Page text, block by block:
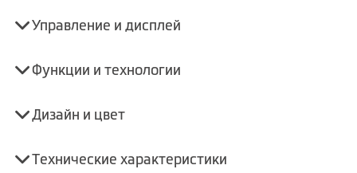
Управление и дисплей
Функции и технологии
Дизайн и цвет
Технические характеристики